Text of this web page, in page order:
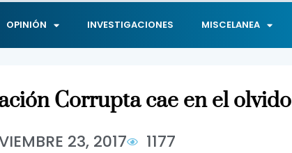
OPINIÓN INVESTIGACIONES MISCELANEA
Corrupta cae en el olvido
23, 2017 1177